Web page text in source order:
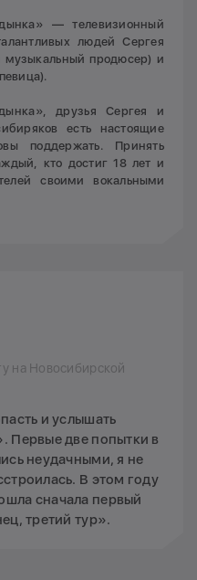
— телевизионный
людей Сергея
музыкальный продюсер) и
друзья Сергея и
есть настоящие
поддержать. Принять
кто достиг 18 лет и
своими вокальными
на Новосибирской
и услышать
Первые две попытки в
неудачными, я не
В этом году
сначала первый
третий тур».